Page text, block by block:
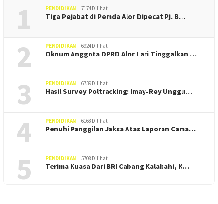
1 PENDIDIKAN 7174 Dilihat
Tiga Pejabat di Pemda Alor Dipecat Pj. B…
2 PENDIDIKAN 6924 Dilihat
Oknum Anggota DPRD Alor Lari Tinggalkan …
3 PENDIDIKAN 6739 Dilihat
Hasil Survey Poltracking: Imay-Rey Unggu…
4 PENDIDIKAN 6168 Dilihat
Penuhi Panggilan Jaksa Atas Laporan Cama…
5 PENDIDIKAN 5708 Dilihat
Terima Kuasa Dari BRI Cabang Kalabahi, K…